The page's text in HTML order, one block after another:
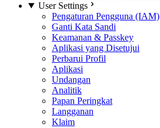
User Settings
Pengaturan Pengguna (IAM)
Ganti Kata Sandi
Keamanan & Passkey
Aplikasi yang Disetujui
Perbarui Profil
Aplikasi
Undangan
Analitik
Papan Peringkat
Langganan
Klaim